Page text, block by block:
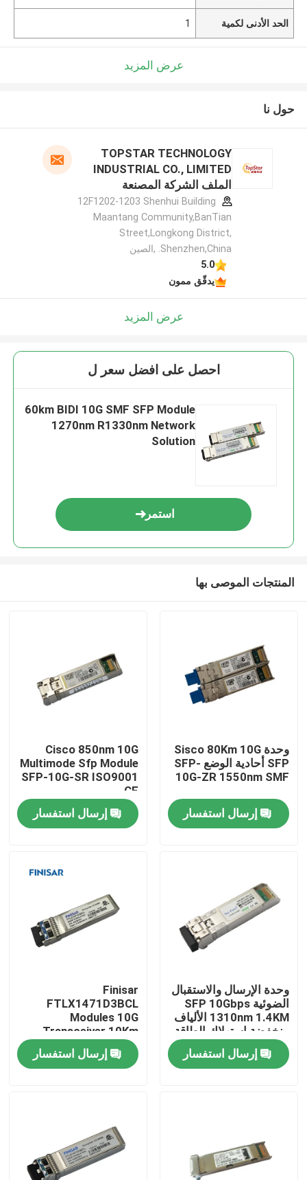
مسكن
منتجات
جولة في المعمل
اتصل بنا
أخبار
الحد الأدنى لكمية 1
عرض المزيد
حول نا
TOPSTAR TECHNOLOGY
INDUSTRIAL CO., LIMITED
الملف الشركة المصنعة
12F1202-1203 Shenhui Building
Maantang Community,BanTian
Street,Longkong District,
Shenzhen,China. ,الصين
5.0
يدقّق ممون
عرض المزيد
احصل على افضل سعر ل
60km BIDI 10G SMF SFP Module
1270nm R1330nm Network
Solution
استمر
المنتجات الموصى بها
وحدة Sisco 80Km 10G
SFP أحادية الوضع SFP-
10G-ZR 1550nm SMF
إرسال استفسار
Cisco 850nm 10G
Multimode Sfp Module
SFP-10G-SR ISO9001
CE
إرسال استفسار
وحدة الإرسال والاستقبال
الضوئية SFP 10Gbps
1310nm 1.4KM الألياف
منخفضة استهلاك الطاقة
إرسال استفسار
Finisar
FTLX1471D3BCL
Modules 10G
Transceiver 10Km
1310nm SFP Fiber
إرسال استفسار